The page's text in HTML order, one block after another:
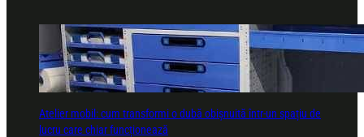
Atelier mobil: cum transformi o dubă obișnuită într-un spațiu de
lucru care chiar funcționează